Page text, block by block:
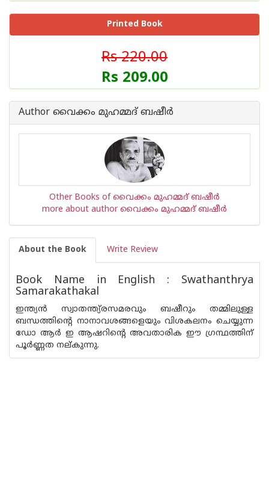
Printed Book
Rs 220.00
Rs 209.00
Author വൈക്കം മുഹമ്മദ് ബഷീര്‍
Other Books of വൈക്കം മുഹമ്മദ് ബഷീര്‍
more about author വൈക്കം മുഹമ്മദ് ബഷീര്‍
About the Book Write Review
Book Name in English : Swathanthrya
Samarakathakal
ഇന്ത്യന്‍ സ്വാതന്ത്യ്രസമരവും ബഷീറും തമ്മിലുള്ള
ബന്ധത്തിന്റെ നാനാവശങ്ങളെയും വിശകലനം ചെയ്യുന്ന
ഡോ ആര്‍ ഇ ആഷറിന്റെ അവതാരിക ഈ ഗ്രന്ഥത്തിന്
പൂര്‍ണ്ണത നല്കുന്നു.